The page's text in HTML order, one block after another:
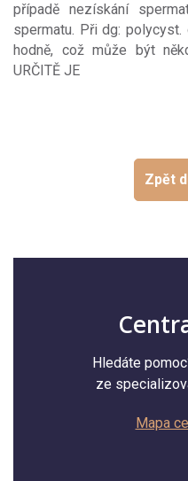
případě nezískání
spermatu. Při dg:
hodně, což může být
URČITĚ JE
Zpět
Hledáte
ze
Mapa